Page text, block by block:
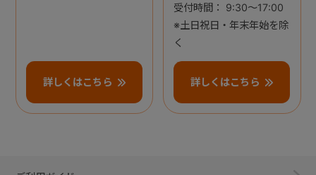
詳しくはこちら
受付時間： 9:30～17:00
※土日祝日・年末年始を除
く
詳しくはこちら